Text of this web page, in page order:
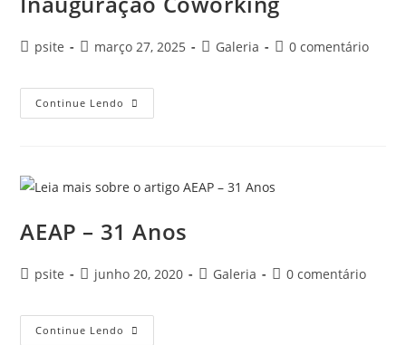
psite março 27, 2025 Galeria 0 comentário
Continue Lendo
AEAP – 31 Anos
psite junho 20, 2020 Galeria 0 comentário
Continue Lendo